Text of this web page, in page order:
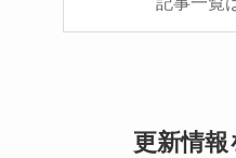
更新情報